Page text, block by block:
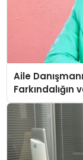
Aile
Farkındalığın